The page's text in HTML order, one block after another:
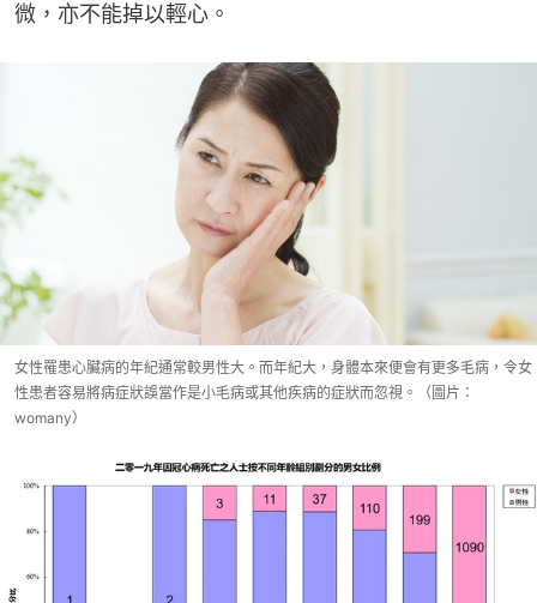
微，亦不能掉以輕心。
女性罹患心臟病的年紀通常較男性大。而年紀大，身體本來便會有更多毛病，令女
性患者容易將病症狀誤當作是小毛病或其他疾病的症狀而忽視。（圖片：
womany）